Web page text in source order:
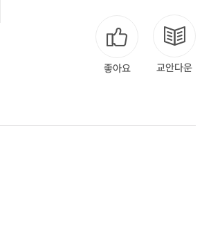
좋아요 교안다운